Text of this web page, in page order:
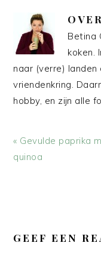
OVER
Betina
koken.
naar (verre)
vriendenkring.
hobby, en zijn alle
Vorig
bericht:
« Gevulde paprika
quinoa
GEEF EEN